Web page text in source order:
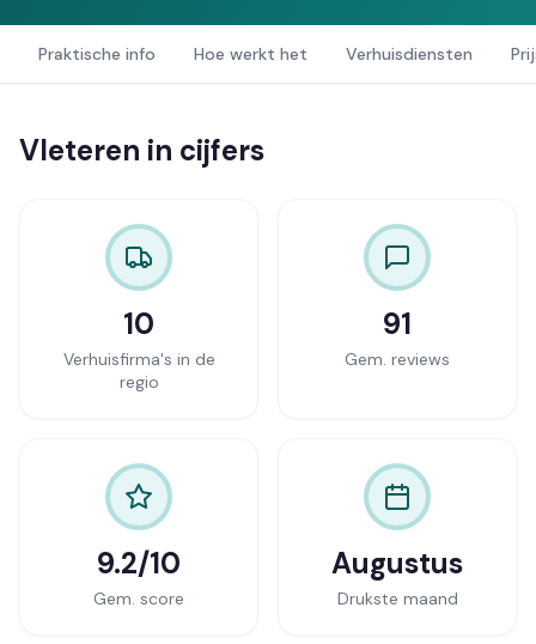
Praktische info Hoe werkt het Verhuisdiensten
Vleteren in cijfers
10
Verhuisfirma's in de
regio
91
Gem. reviews
9.2/10
Gem. score
Augustus
Drukste maand